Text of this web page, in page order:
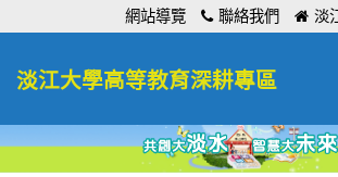
網站導覽 聯絡我們 淡
淡江大學高等教育深耕專區